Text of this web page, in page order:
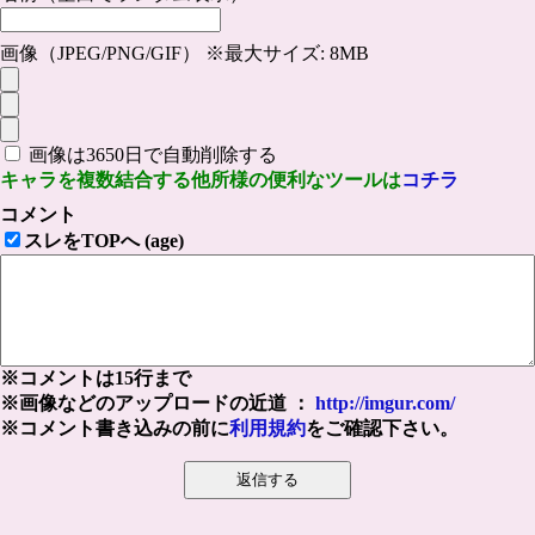
画像（JPEG/PNG/GIF） ※最大サイズ: 8MB
画像は3650日で自動削除する
キャラを複数結合する他所様の便利なツールはコチラ
コメント
スレをTOPへ (age)
※コメントは15行まで
※画像などのアップロードの近道 ： http://imgur.com/
※コメント書き込みの前に利用規約をご確認下さい。